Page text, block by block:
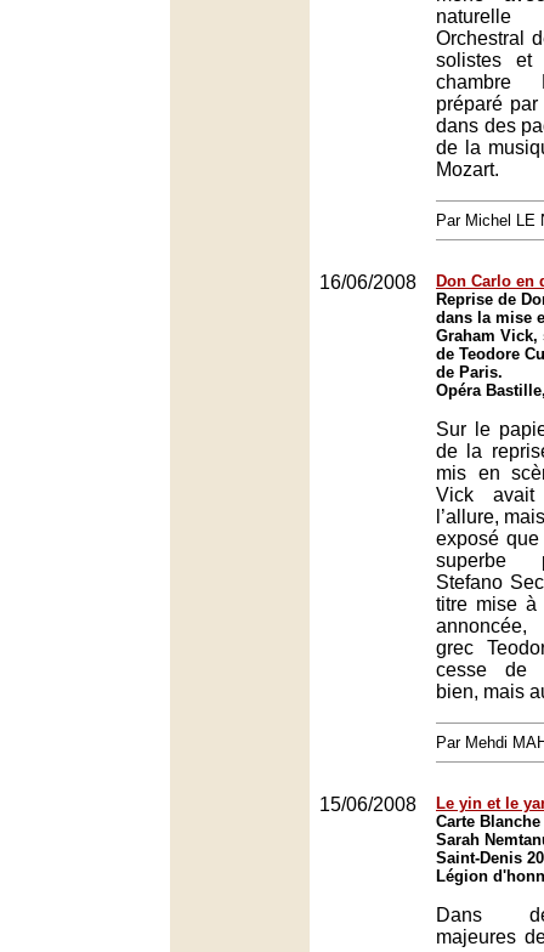
naturelle
Orchestral
solistes
chambre
préparé
dans des
de la
Mozart.
Par Michel LE
16/06/2008
Don Carlo en
Reprise de
dans la mise
Graham
de Teodore
de Paris.
Opéra
Sur le
de la
mis en
Vick
l’allure,
exposé
superbe
Stefano
titre mise à
grec
cesse de
bien, mais
Par Mehdi
15/06/2008
Le yin et le
Carte
Sarah
Saint-Denis
Légion
Dans
majeures